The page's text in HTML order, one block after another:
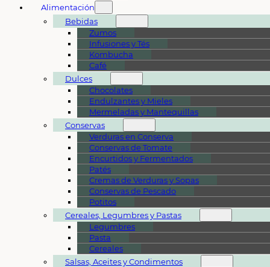
Alimentación
Bebidas
Zumos
Infusiones y Tés
Kombucha
Café
Dulces
Chocolates
Endulzantes y Mieles
Mermeladas y Mantequillas
Conservas
Verduras en Conserva
Conservas de Tomate
Encurtidos y Fermentados
Patés
Cremas de Verduras y Sopas
Conservas de Pescado
Potitos
Cereales, Legumbres y Pastas
Legumbres
Pasta
Cereales
Salsas, Aceites y Condimentos